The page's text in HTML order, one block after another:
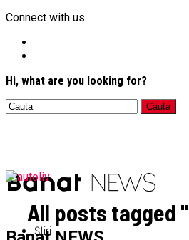
Connect with us
Hi, what are you looking for?
Știri
All posts tagged